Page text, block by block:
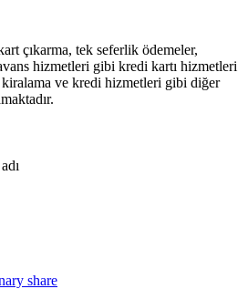
çıkarma, tek seferlik ödemeler,
hizmetleri gibi kredi kartı hizmetleri
kiralama ve kredi hizmetleri gibi diğer
share